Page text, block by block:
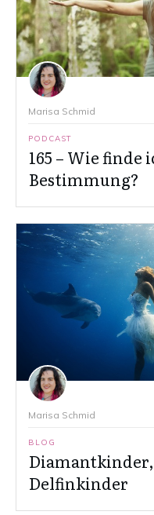
Marisa Schmid
PODCAST
165 – Wie finde
Bestimmung?
Marisa Schmid
BLOG
Delfinkinder